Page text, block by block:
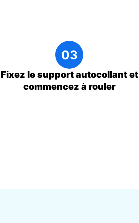
Fixez le support autocollant et
commencez à rouler